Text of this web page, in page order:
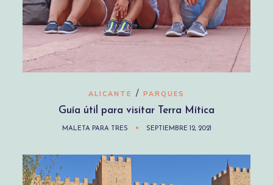
ALICANTE / PARQUES
Guía útil para visitar Terra Mítica
MALETA PARA TRES SEPTIEMBRE 12, 2021